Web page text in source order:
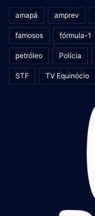
amapá amprev
famosos fórmula-1
petróleo Polícia
STF TV Equinócio